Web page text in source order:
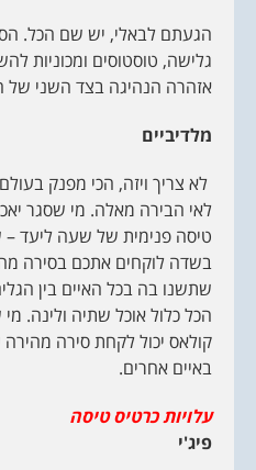
הגעתם לבאלי, יש שם הכל.
גלישה, טוסטוסים ומכוניות
אזהרה הנהיגה בצד השני של
מלדיביים
לא צריך ויזה, הכי מפנק
לאי הבירה מאלה. מי שסגר
טיסה פנימית של שעה ליעד
בשדה לוקחים אתכם בסירה
שתשנו בה בכל האיים בין
הכל כלול אוכל שתיה ולינה.
קולאס יכול לקחת סירה
באיים אחרים.
עלויות כרטיס טיסה
פיג'י